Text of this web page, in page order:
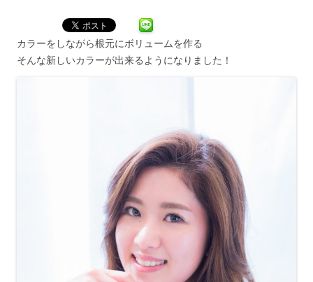
カラーをしながら根元にボリュームを作る
そんな新しいカラーが出来るようになりました！